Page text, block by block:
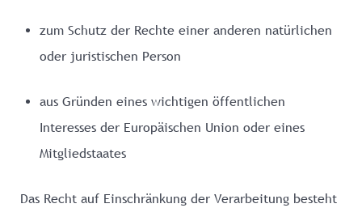
zum Schutz der Rechte einer anderen natürlichen
oder juristischen Person
aus Gründen eines wichtigen öffentlichen
Interesses der Europäischen Union oder eines
Mitgliedstaates
Das Recht auf Einschränkung der Verarbeitung besteht